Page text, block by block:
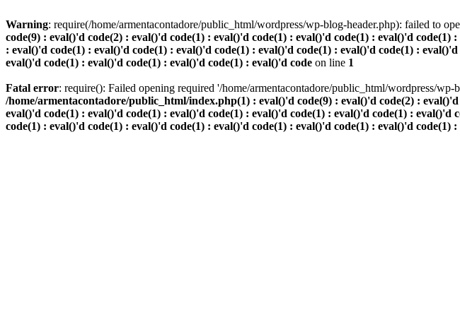
Warning: require(/home/armentacontadore/public_html/wordpress/wp-blog-header.php): failed to
code(9) : eval()'d code(2) : eval()'d code(1) : eval()'d code(1) : eval()'d code(1) : eval()'d
: eval()'d code(1) : eval()'d code(1) : eval()'d code(1) : eval()'d code(1) : eval()'d code(1) :
eval()'d code(1) : eval()'d code(1) : eval()'d code(1) : eval()'d code on line 1
Fatal error: require(): Failed opening required '/home/armentacontadore/public_html/wordpress/
/home/armentacontadore/public_html/index.php(1) : eval()'d code(9) : eval()'d code(2) :
eval()'d code(1) : eval()'d code(1) : eval()'d code(1) : eval()'d code(1) : eval()'d code(1) :
code(1) : eval()'d code(1) : eval()'d code(1) : eval()'d code(1) : eval()'d code(1) : eval()'d code(1)